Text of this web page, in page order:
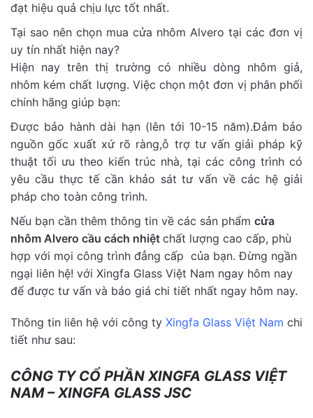
đạt hiệu quả chịu lực tốt nhất.
Tại sao nên chọn mua cửa nhôm Alvero tại các đơn vị
uy tín nhất hiện nay?
Hiện nay trên thị trường có nhiều dòng nhôm giả,
nhôm kém chất lượng. Việc chọn một đơn vị phân phối
chính hãng giúp bạn:
Được bảo hành dài hạn (lên tới 10-15 năm).Đảm bảo
nguồn gốc xuất xứ rõ ràng,ỗ trợ tư vấn giải pháp kỹ
thuật tối ưu theo kiến trúc nhà, tại các công trình có
yêu cầu thực tế cần khảo sát tư vấn về các hệ giải
pháp cho toàn công trình.
Nếu bạn cần thêm thông tin về các sản phẩm cửa
nhôm Alvero cầu cách nhiệt chất lượng cao cấp, phù
hợp với mọi công trình đẳng cấp của bạn. Đừng ngần
ngại liên hệ! với Xingfa Glass Việt Nam ngay hôm nay
để được tư vấn và báo giá chi tiết nhất ngay hôm nay.
Thông tin liên hệ với công ty Xingfa Glass Việt Nam chi
tiết như sau:
CÔNG TY CỔ PHẦN XINGFA GLASS VIỆT
NAM – XINGFA GLASS JSC